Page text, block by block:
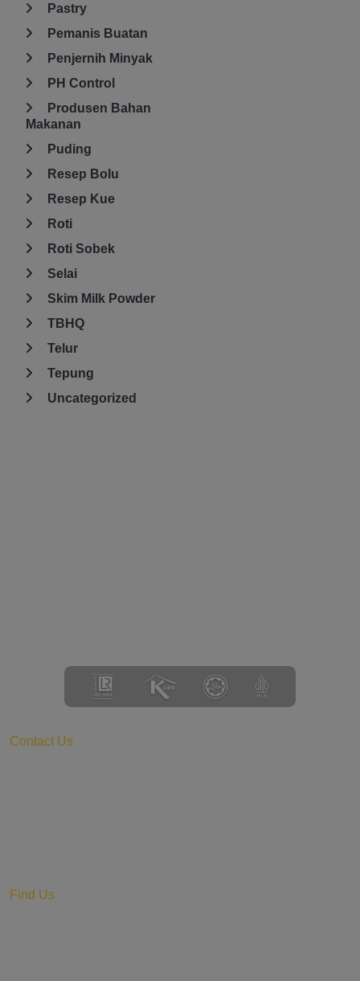
Pastry
Pemanis Buatan
Penjernih Minyak
PH Control
Produsen Bahan
Makanan
Puding
Resep Bolu
Resep Kue
Roti
Roti Sobek
Selai
Skim Milk Powder
TBHQ
Telur
Tepung
Uncategorized
Contact Us
Find Us